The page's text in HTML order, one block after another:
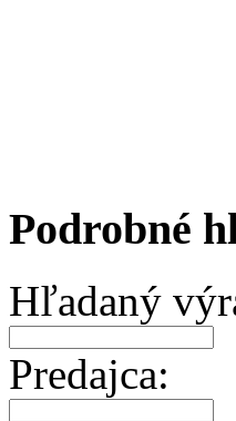
Podrobné
Hľadaný
Predajca: